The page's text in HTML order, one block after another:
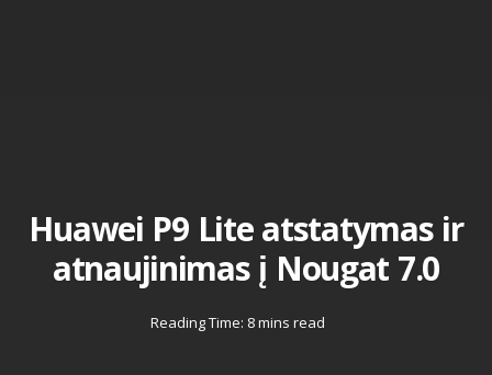
Huawei P9 Lite atstatymas ir
atnaujinimas į Nougat 7.0
Reading Time: 8 mins read